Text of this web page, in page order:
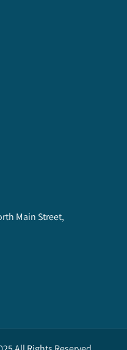
Main Street,